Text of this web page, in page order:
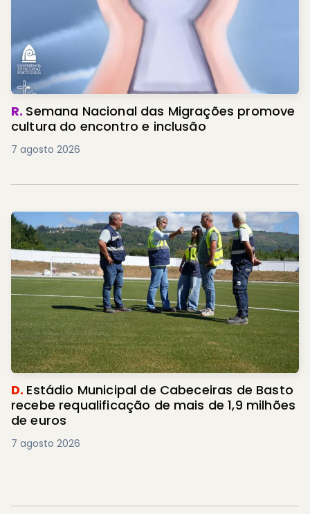
R. Semana Nacional das Migrações promove
cultura do encontro e inclusão
7 agosto 2026
D. Estádio Municipal de Cabeceiras de Basto
recebe requalificação de mais de 1,9 milhões
de euros
7 agosto 2026